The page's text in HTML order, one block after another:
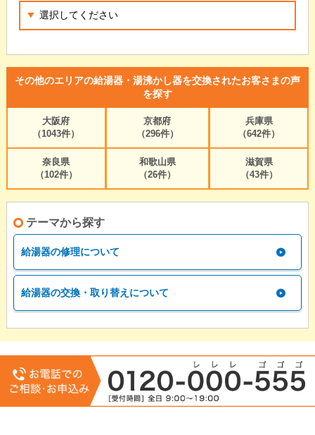
その他のエリアの給湯器・湯沸かし器を交換されたお客さまの声
を探す
大阪府
（1043件）
京都府
（296件）
兵庫県
（642件）
奈良県
（102件）
和歌山県
（26件）
滋賀県
（43件）
テーマから探す
給湯器の修理について
給湯器の交換・取り替えについて